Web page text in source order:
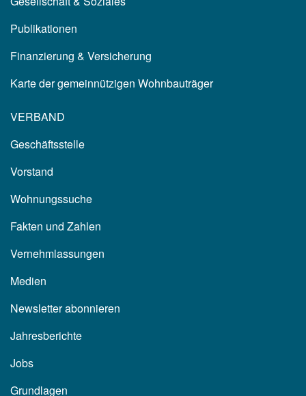
Publikationen
Finanzierung & Versicherung
Karte der gemeinnützigen Wohnbauträger
VERBAND
Geschäftsstelle
Vorstand
Wohnungssuche
Fakten und Zahlen
Vernehmlassungen
Medien
Newsletter abonnieren
Jahresberichte
Jobs
Grundlagen